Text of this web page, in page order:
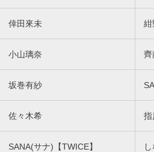
倖田來未 紺
小山璃奈 齊
坂巻有紗
佐々木希 指
SANA(サナ)【TWICE】